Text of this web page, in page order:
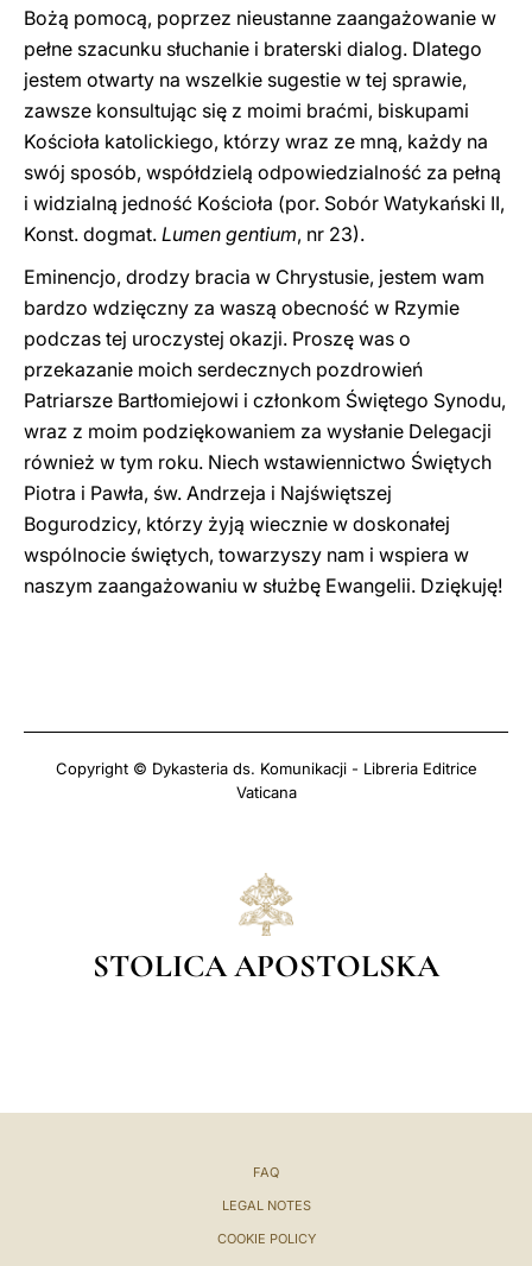
Bożą pomocą, poprzez nieustanne zaangażowanie w
pełne szacunku słuchanie i braterski dialog. Dlatego
jestem otwarty na wszelkie sugestie w tej sprawie,
zawsze konsultując się z moimi braćmi, biskupami
Kościoła katolickiego, którzy wraz ze mną, każdy na
swój sposób, współdzielą odpowiedzialność za pełną
i widzialną jedność Kościoła (por. Sobór Watykański II,
Konst. dogmat. Lumen gentium, nr 23).
Eminencjo, drodzy bracia w Chrystusie, jestem wam
bardzo wdzięczny za waszą obecność w Rzymie
podczas tej uroczystej okazji. Proszę was o
przekazanie moich serdecznych pozdrowień
Patriarsze Bartłomiejowi i członkom Świętego Synodu,
wraz z moim podziękowaniem za wysłanie Delegacji
również w tym roku. Niech wstawiennictwo Świętych
Piotra i Pawła, św. Andrzeja i Najświętszej
Bogurodzicy, którzy żyją wiecznie w doskonałej
wspólnocie świętych, towarzyszy nam i wspiera w
naszym zaangażowaniu w służbę Ewangelii. Dziękuję!
Copyright © Dykasteria ds. Komunikacji - Libreria Editrice
Vaticana
STOLICA APOSTOLSKA
FAQ
LEGAL NOTES
COOKIE POLICY